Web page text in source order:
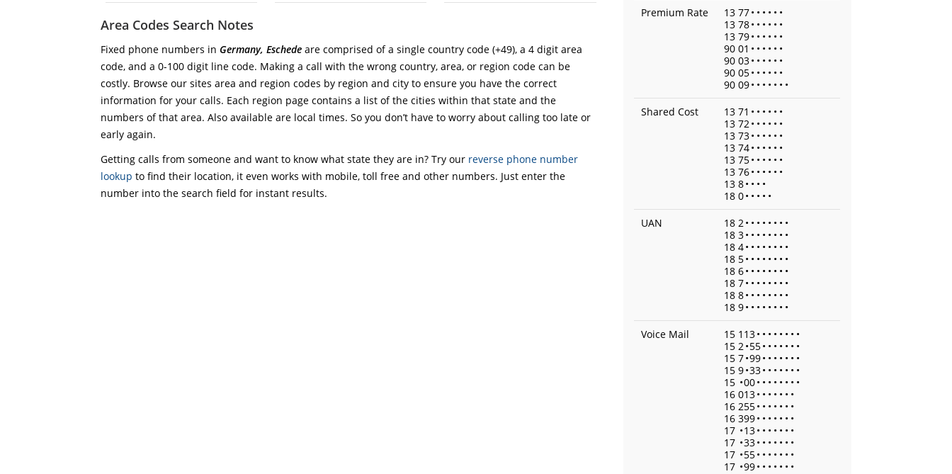
Area Codes Search Notes
Fixed phone numbers in Germany, Eschede are comprised of a single country code (+49), a 4 digit area
code, and a 0-100 digit line code. Making a call with the wrong country, area, or region code can be
costly. Browse our sites area and region codes by region and city to ensure you have the correct
information for your calls. Each region page contains a list of the cities within that state and the
numbers of that area. Also available are local times. So you don’t have to worry about calling too late or
early again.
Getting calls from someone and want to know what state they are in? Try our reverse phone number
lookup to find their location, it even works with mobile, toll free and other numbers. Just enter the
number into the search field for instant results.
Premium Rate
13 77• • • • • •
13 78• • • • • •
13 79• • • • • •
90 01 • • • • • •
90 03• • • • • •
90 05• • • • • •
90 09• • • • • • •
Shared Cost
13 71 • • • • • •
13 72• • • • • •
13 73• • • • • •
13 74• • • • • •
13 75• • • • • •
13 76• • • • • •
13 8• • • •
18 0• • • • •
UAN
18 2• • • • • • • •
18 3• • • • • • • •
18 4• • • • • • • •
18 5• • • • • • • •
18 6• • • • • • • •
18 7• • • • • • • •
18 8• • • • • • • •
18 9• • • • • • • •
Voice Mail
15 113• • • • • • • •
15 2•55• • • • • • •
15 7•99• • • • • • •
15 9•33• • • • • • •
15 •00• • • • • • • •
16 013• • • • • • •
16 255• • • • • • •
16 399• • • • • • •
17 •13• • • • • • •
17 •33• • • • • • •
17 •55• • • • • • •
17 •99• • • • • • •